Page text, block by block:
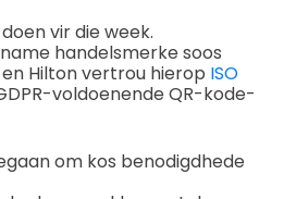
vir die week.
handelsmerke soos
Hilton vertrou hierop ISO
voldoenende QR-kode-
om kos benodigdhede